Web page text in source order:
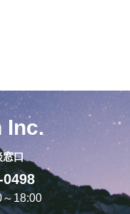
Inc.
窓口
18:00